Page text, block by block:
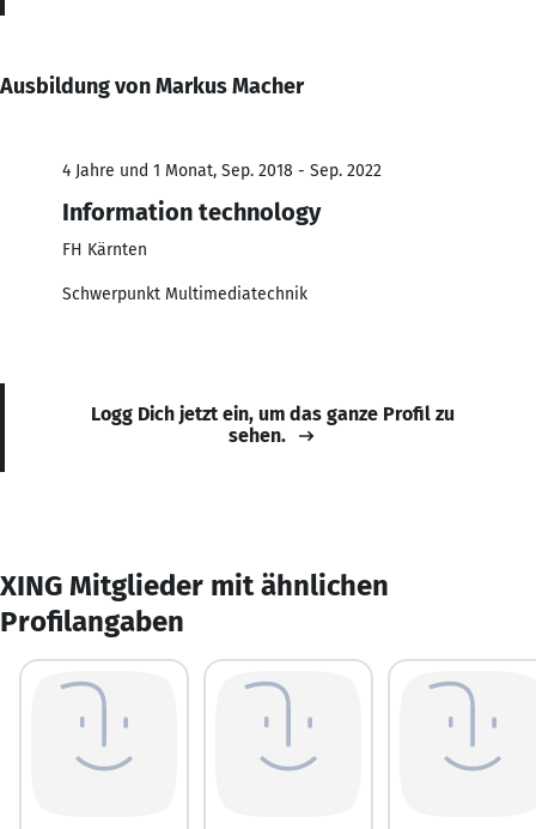
Ausbildung von Markus Macher
4 Jahre und 1 Monat, Sep. 2018 - Sep. 2022
Information technology
FH Kärnten
Schwerpunkt Multimediatechnik
Logg Dich jetzt ein, um das ganze Profil zu
sehen.
XING Mitglieder mit ähnlichen
Profilangaben